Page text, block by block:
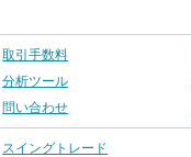
取引手数料
分析ツール
問い合わせ
スイングトレード